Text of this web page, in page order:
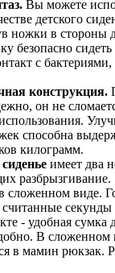
Вы можете
детского
ножки в стороны
безопасно
с
конструкция.
он не
способна
килограмм.
имеет два
разбрызгивание.
сложенном виде.
считанные
- удобная сумка
В сложенном
в мамин рюкзак.